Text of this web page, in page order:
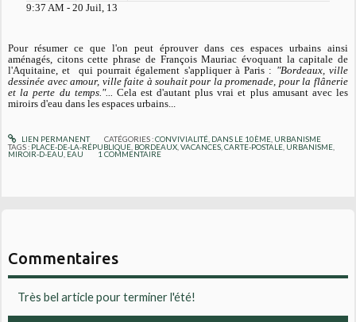
9:37 AM - 20 Juil, 13
Pour résumer ce que l'on peut éprouver dans ces espaces urbains ainsi
aménagés, citons cette phrase de François Mauriac évoquant la capitale de
l'Aquitaine, et qui pourrait également s'appliquer à Paris : "Bordeaux, ville
dessinée avec amour, ville faite à souhait pour la promenade, pour la flânerie
et la perte du temps."... Cela est d'autant plus vrai et plus amusant avec les
miroirs d'eau dans les espaces urbains...
LIEN PERMANENT CATÉGORIES :CONVIVIALITÉ, DANS LE 10ÈME, URBANISME
TAGS : PLACE-DE-LA-RÉPUBLIQUE BORDEAUX ,VACANCES ,CARTE-POSTALE URBANISME
MIROIR-D-EAU EAU 1 COMMENTAIRE
Commentaires
Très bel article pour terminer l'été!